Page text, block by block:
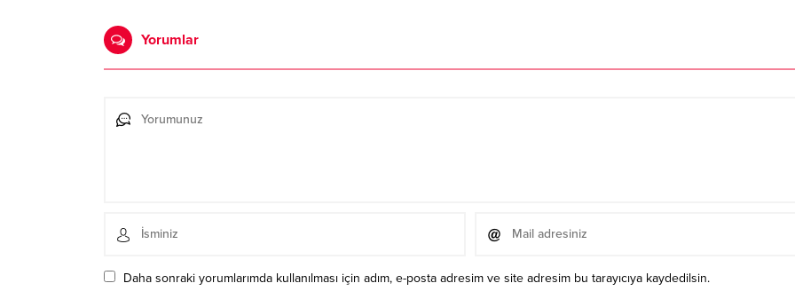
Yorumlar
Daha sonraki yorumlarımda kullanılması için adım, e-posta adresim ve site adresim bu tarayıcıya kaydedilsin.